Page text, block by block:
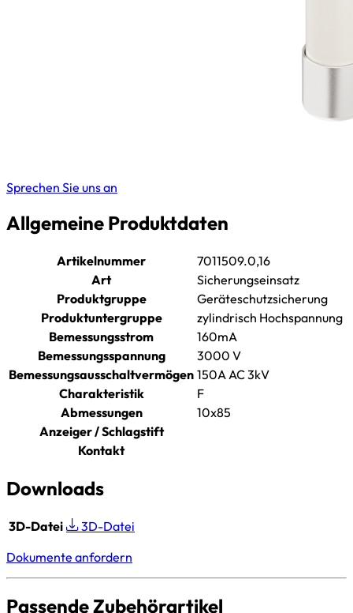
Sprechen Sie uns an
Allgemeine Produktdaten
Artikelnummer
7011509.0,16
Art
Sicherungseinsatz
Produktgruppe
Geräteschutzsicherung
Produktuntergruppe
zylindrisch Hochspannung
Bemessungsstrom
160mA
Bemessungsspannung
3000 V
Bemessungsausschaltvermögen 150A AC 3kV
Charakteristik
F
Abmessungen
10x85
Anzeiger / Schlagstift
Kontakt
Downloads
3D-Datei
3D-Datei
Dokumente anfordern
Passende Zubehörartikel